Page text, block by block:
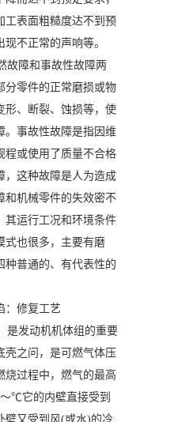
工表面粗糙度达不到预
不正常的声响等。
障和事故性故障两
分零件的正常磨损或物
形、断裂、蚀损等，使
。事故性故障是指因维
程或使用了质量不合格
，这种故障是人为造成
和机械零件的失效密不
其运行工况和环境条件
式也很多，主要有磨
种普通的、有代表性的
：修复工艺
发动机机体组的重要
壳之问，是可燃气体压
烧过程中，燃气的最高
℃它的内壁直接受到
壁又受到风(或水)的冷